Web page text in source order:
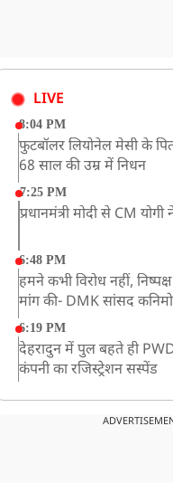
LIVE
8:04 PM
फुटबॉलर लियोनेल मेसी के
68 साल की उम्र में निधन
7:25 PM
प्रधानमंत्री मोदी से CM
6:48 PM
हमने कभी विरोध नहीं,
मांग की- DMK सांसद
6:19 PM
देहरादुन में पुल बहते ही
कंपनी का रजिस्ट्रेशन सस्पेंड
खराब मौसम की चेतावनी के